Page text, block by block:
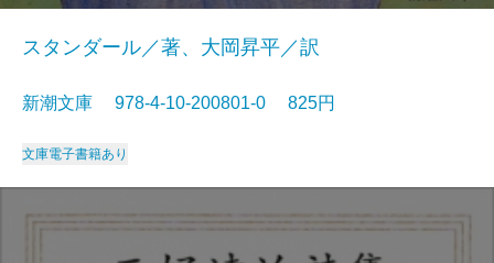
スタンダール／著、大岡昇平／訳
新潮文庫 978-4-10-200801-0 825円
文庫電子書籍あり